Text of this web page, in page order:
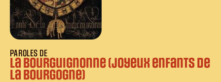
PAROLES DE
La Bourguignonne (Joyeux enfants de
la Bourgogne)